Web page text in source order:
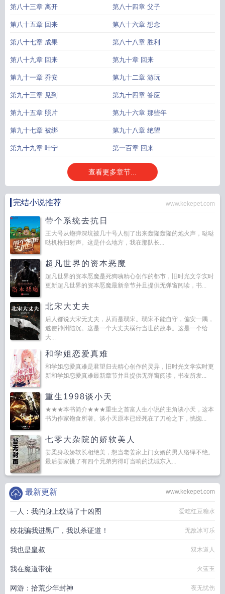
第八十三章 离开 第八十四章 父子
第八十五章 回来 第八十六章 想念
第八十七章 成果 第八十八章 胜利
第八十九章 回来 第九十章 回来
第九十一章 乔安 第九十二章 游玩
第九十三章 见到 第九十四章 答应
第九十五章 照片 第九十六章 那些年
第九十七章 被绑 第九十八章 绝望
第九十九章 叶宁 第一百章 回来
查看更多章节...
完结小说推荐 www.kekepet.com
带个系统去抗日
王大号从炮弹深坑被几十号人刨了出来轰隆轰隆的炮火声，哒哒
哒机枪扫射声。这是什么地方，我在那队长...
超凡世界的资本恶魔
超凡世界的资本恶魔是死狗咦精心创作的都市，旧时光文学实时
更新超凡世界的资本恶魔最新章节并且提供无弹窗阅读，书...
北宋大丈夫
后人都说大宋无丈夫，从而是弱宋。弱宋不能自守，偏安一隅，
遂使神州陆沉。这是一个大丈夫横行当世的故事。这是一个给
大...
和学姐恋爱真难
和学姐恋爱真难是君望归去精心创作的灵异，旧时光文学实时更
新和学姐恋爱真难最新章节并且提供无弹窗阅读，书友所发...
重生1998谈小天
★★★本书简介★★★重生之首富人生小说的主角谈小天，这本
书为作家饱食所著。谈小天原本已经死在了刀枪之下，恍惚...
七零大杂院的娇软美人
姜柔身段娇软长相绝美，想当老姜家上门女婿的男人络绎不绝。
最后姜家挑了有四个兄弟穷得叮当响的沈城东入...
www.kekepet.com
最新更新
一人：我的身上纹满了十凶图 爱吃红豆糖水
校花骗我进黑厂，我以杀证道！ 无敌冰可乐
我也是皇叔 双木道人
我在魔道带徒 火蓝玉
网游：拾荒少年封神 夜无忧伤